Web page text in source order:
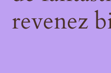
revenez